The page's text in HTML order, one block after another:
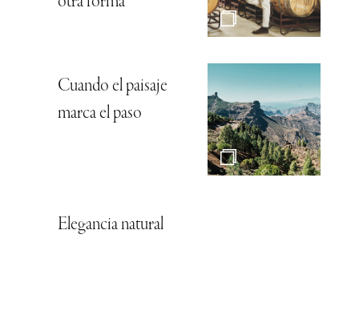
Cuando el paisaje
marca el paso
Elegancia natural